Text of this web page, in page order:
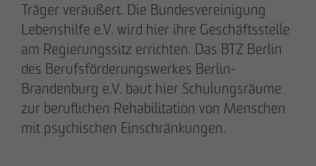
Träger veräußert. Die Bundesvereinigung
Lebenshilfe e.V. wird hier ihre Geschäftsstelle
am Regierungssitz errichten. Das BTZ Berlin
des Berufsförderungswerkes Berlin-
Brandenburg e.V. baut hier Schulungsräume
zur beruflichen Rehabilitation von Menschen
mit psychischen Einschränkungen.
Max Wedgbury
Kommunikationsreferent
Kommunikation & Marketing
mwedgbury
@ otto-wulff.de
+49 172 7311403